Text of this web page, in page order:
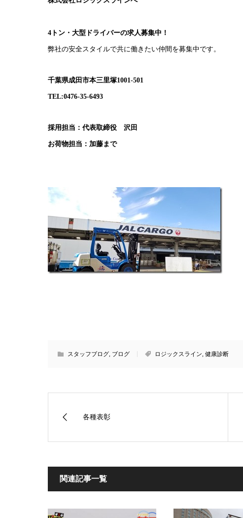
4トン・大型ドライバーの求人募集中！
弊社の安全スタイルで共に働きたい仲間を募集中です。
千葉県成田市本三里塚1001-501
TEL:0476-35-6493
採用担当：代表取締役 沢田
お荷物担当：加藤まで
スタッフブログ ブログ ロジックスライン 健康診断
各種表彰
関連記事一覧